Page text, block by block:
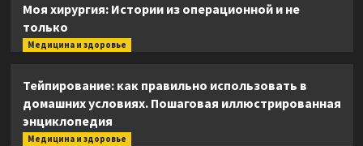
Моя хирургия: Истории из операционной и не
только
Медицина и здоровье
Тейпирование: как правильно использовать в
домашних условиях. Пошаговая иллюстрированная
энциклопедия
Медицина и здоровье